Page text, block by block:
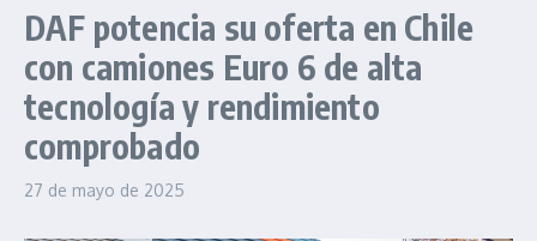
DAF potencia su oferta en Chile
con camiones Euro 6 de alta
tecnología y rendimiento
comprobado
27 de mayo de 2025